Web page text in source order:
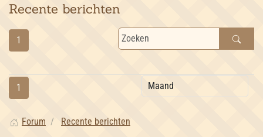
Recente berichten
1
1
Forum Recente berichten